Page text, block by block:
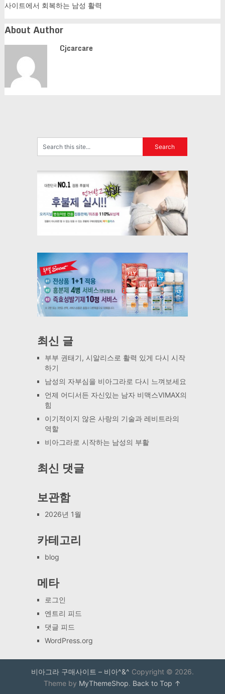
사이트에서 회복하는 남성 활력
About Author
Cjcarcare
최신 글
부부 권태기, 시알리스로 활력 있게 다시 시작
하기
남성의 자부심을 비아그라로 다시 느껴보세요
언제 어디서든 자신있는 남자 비맥스VIMAX의
힘
이기적이지 않은 사랑의 기술과 레비트라의
역할
비아그라로 시작하는 남성의 부활
최신 댓글
보관함
2026년 1월
카테고리
blog
메타
로그인
엔트리 피드
댓글 피드
WordPress.org
비아그라 구매사이트 – 비아^&^ Copyright © 2026.
Theme by MyThemeShop. Back to Top ↑